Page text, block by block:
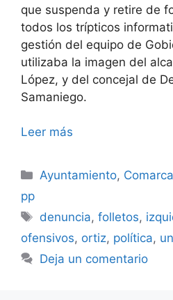
que suspenda y retire de
todos los trípticos
gestión del equipo de
utilizaba la imagen del
López, y del concejal de
Samaniego.
Leer más
Categorías
Ayuntamiento, Comarca
pp
Etiquetas
denuncia,folletos,
ofensivos, ortiz, política,
Deja un comentario